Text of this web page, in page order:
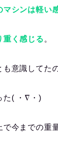
マシンは軽い
重く感じる 。
も意識してた
た( ・∇・)
今までの重